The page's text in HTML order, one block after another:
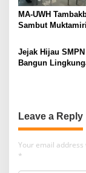
MA-UWH
Sambut
Jejak Hijau
Bangun
Leave a Reply
Your email
*